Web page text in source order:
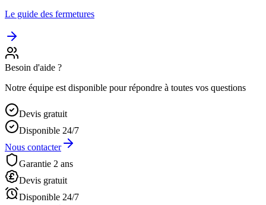
Le guide des fermetures
Besoin d'aide ?
Notre équipe est disponible pour répondre à toutes vos questions
Devis gratuit
Disponible 24/7
Nous contacter
Garantie 2 ans
Devis gratuit
Disponible 24/7